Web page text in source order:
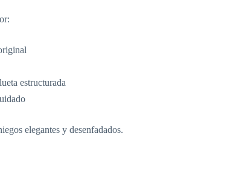
estructurada
elegantes y desenfadados.